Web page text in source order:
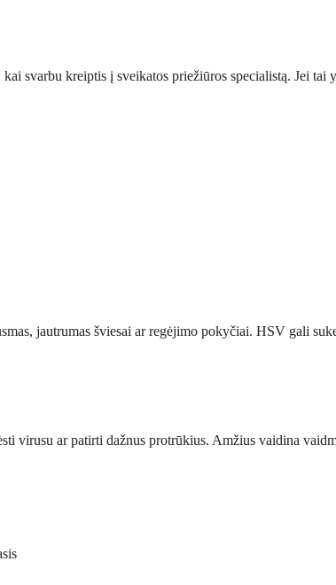
svarbu kreiptis į sveikatos priežiūros specialistą. Jei
jautrumas šviesai ar regėjimo pokyčiai. HSV gali
virusu ar patirti dažnus protrūkius. Amžius vaidina